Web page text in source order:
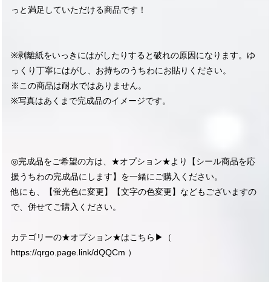
っと満足していただける商品です！
※剥離紙をいっきにはがしたりすると破れの原因になります。ゆ
っくり丁寧にはがし、お持ちのうちわにお貼りください。
※この商品は耐水ではありません。
※写真はあくまで完成品のイメージです。
◎完成品をご希望の方は、★オプション★より【シール商品を応
援うちわの完成品にします】を一緒にご購入ください。
他にも、【蛍光色に変更】【文字の色変更】などもございますの
で、併せてご購入ください。
カテゴリーの★オプション★はこちら▶︎（
https://qrgo.page.link/dQQCm ）